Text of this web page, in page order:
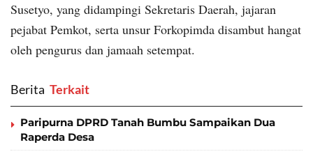
Susetyo, yang didampingi Sekretaris Daerah, jajaran
pejabat Pemkot, serta unsur Forkopimda disambut hangat
oleh pengurus dan jamaah setempat.
Berita ‎ Terkait
Paripurna DPRD Tanah Bumbu Sampaikan Dua
Raperda Desa